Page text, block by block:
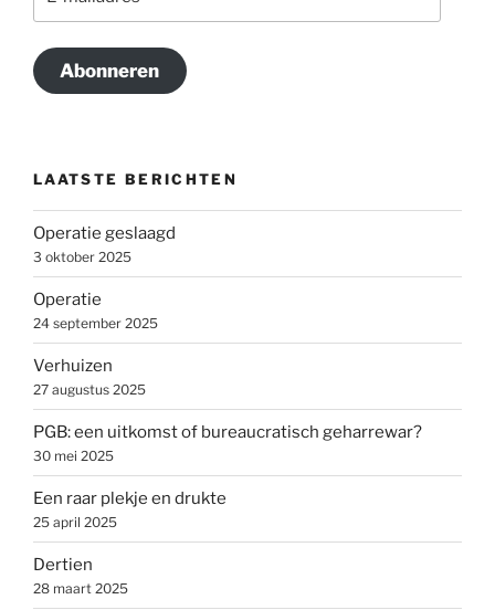
Abonneren
LAATSTE BERICHTEN
Operatie geslaagd
3 oktober 2025
Operatie
24 september 2025
Verhuizen
27 augustus 2025
PGB: een uitkomst of bureaucratisch geharrewar?
30 mei 2025
Een raar plekje en drukte
25 april 2025
Dertien
28 maart 2025